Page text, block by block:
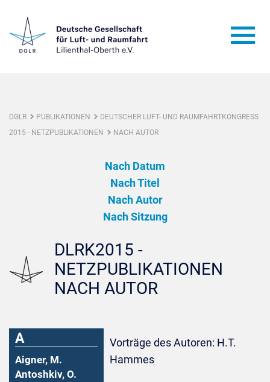
DGLR PUBLIKATIONEN
DEUTSCHER LUFT- UND RAUMFAHRTKONGRESS
2015 - NETZPUBLIKATIONEN
NACH AUTOR
Nach Datum
Nach Titel
Nach Autor
Nach Sitzung
DLRK2015 -
NETZPUBLIKATIONEN
NACH AUTOR
A
Aigner, M.
Antoshkiv, O.
Vorträge des Autoren: H.T.
Hammes